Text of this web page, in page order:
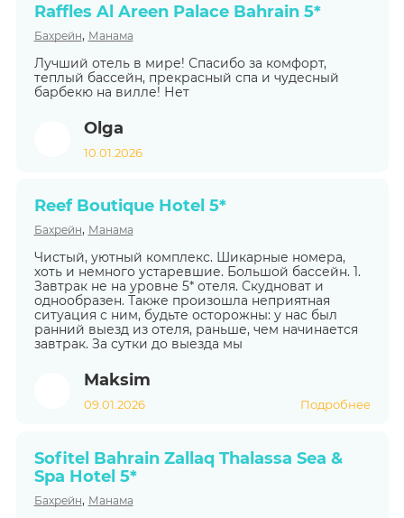
Raffles Al Areen Palace Bahrain 5*
Бахрейн, Манама
Лучший отель в мире! Спасибо за комфорт,
теплый бассейн, прекрасный спа и чудесный
барбекю на вилле! Нет
Olga
10.01.2026
Reef Boutique Hotel 5*
Бахрейн, Манама
Чистый, уютный комплекс. Шикарные номера,
хоть и немного устаревшие. Большой бассейн. 1.
Завтрак не на уровне 5* отеля. Скудноват и
однообразен. Также произошла неприятная
ситуация с ним, будьте осторожны: у нас был
ранний выезд из отеля, раньше, чем начинается
завтрак. За сутки до выезда мы
Maksim
09.01.2026 Подробнее
Sofitel Bahrain Zallaq Thalassa Sea &
Spa Hotel 5*
Бахрейн, Манама